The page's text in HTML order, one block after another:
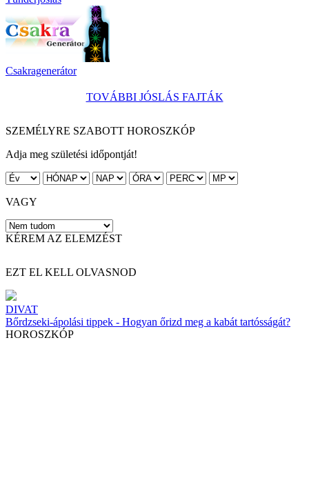
Csakragenerátor
TOVÁBBI JÓSLÁS FAJTÁK
SZEMÉLYRE SZABOTT HOROSZKÓP
Adja meg születési időpontját!
VAGY
KÉREM AZ ELEMZÉST
EZT EL KELL OLVASNOD
DIVAT
Bőrdzseki-ápolási tippek - Hogyan őrizd meg a kabát tartósságát?
HOROSZKÓP